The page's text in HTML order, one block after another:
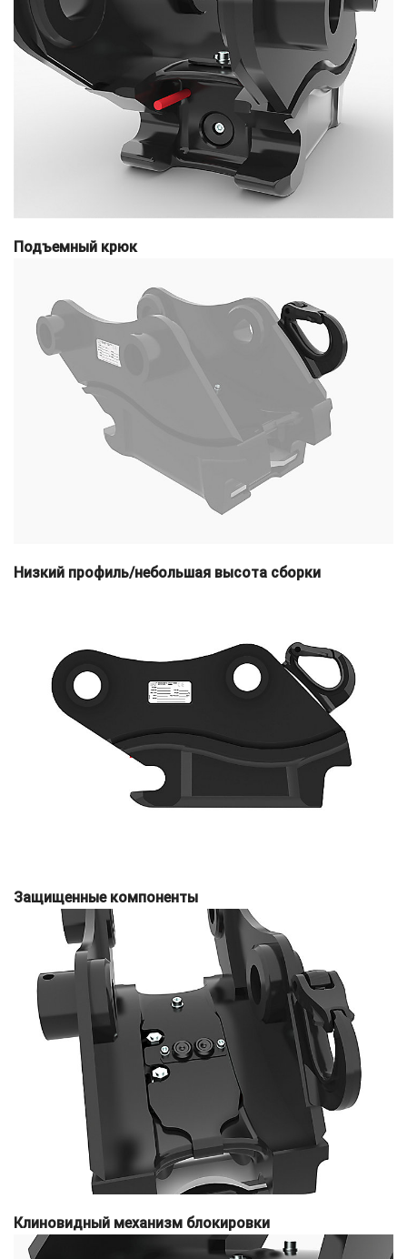
Подъемный крюк
Низкий профиль/небольшая высота сборки
Защищенные компоненты
Клиновидный механизм блокировки